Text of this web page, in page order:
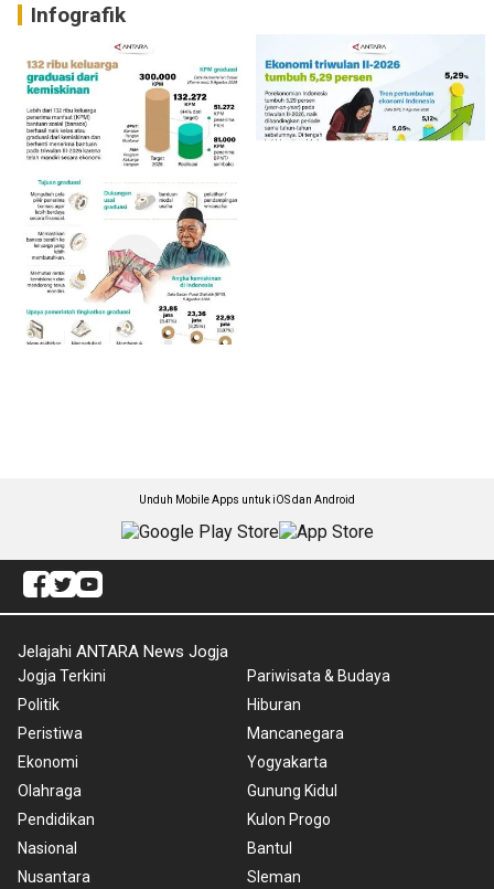
Infografik
Unduh Mobile Apps untuk iOS dan Android
Jelajahi ANTARA News Jogja
Jogja Terkini
Politik
Peristiwa
Ekonomi
Olahraga
Pendidikan
Nasional
Nusantara
Pariwisata & Budaya
Hiburan
Mancanegara
Yogyakarta
Gunung Kidul
Kulon Progo
Bantul
Sleman